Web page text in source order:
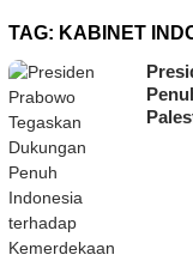
TAG: KABINET